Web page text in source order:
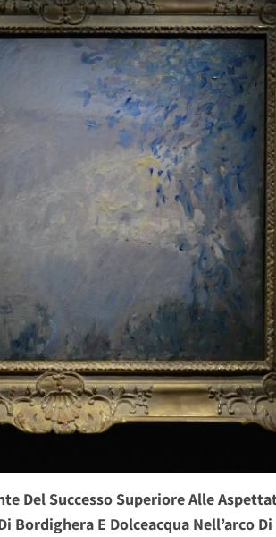
Del Successo Superiore Alle
Bordighera E Dolceacqua Nell’arco